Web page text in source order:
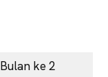
Bulan ke 2